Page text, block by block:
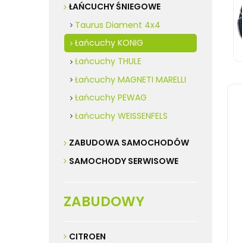
ŁAŃCUCHY ŚNIEGOWE
Taurus Diament 4x4
Łańcuchy KONIG
Łańcuchy THULE
Łańcuchy MAGNETI MARELLI
Łańcuchy PEWAG
Łańcuchy WEISSENFELS
ZABUDOWA SAMOCHODÓW
SAMOCHODY SERWISOWE
ZABUDOWY
CITROEN